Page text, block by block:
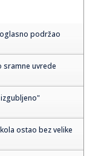
podržao
sramne uvrede
izgubljeno"
ostao bez velike